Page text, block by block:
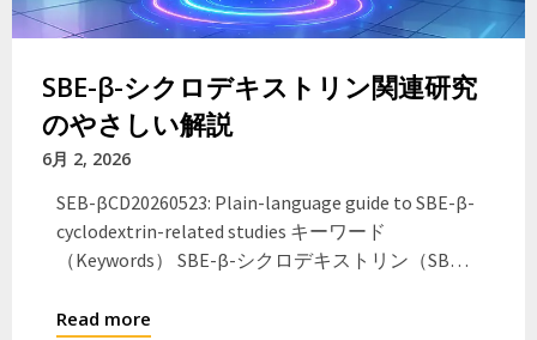
SBE-β-シクロデキストリン関連研究
のやさしい解説
6月 2, 2026
SEB-βCD20260523: Plain-language guide to SBE-β-
cyclodextrin-related studies キーワード
（Keywords） SBE-β-シクロデキストリン（SB…
Read more